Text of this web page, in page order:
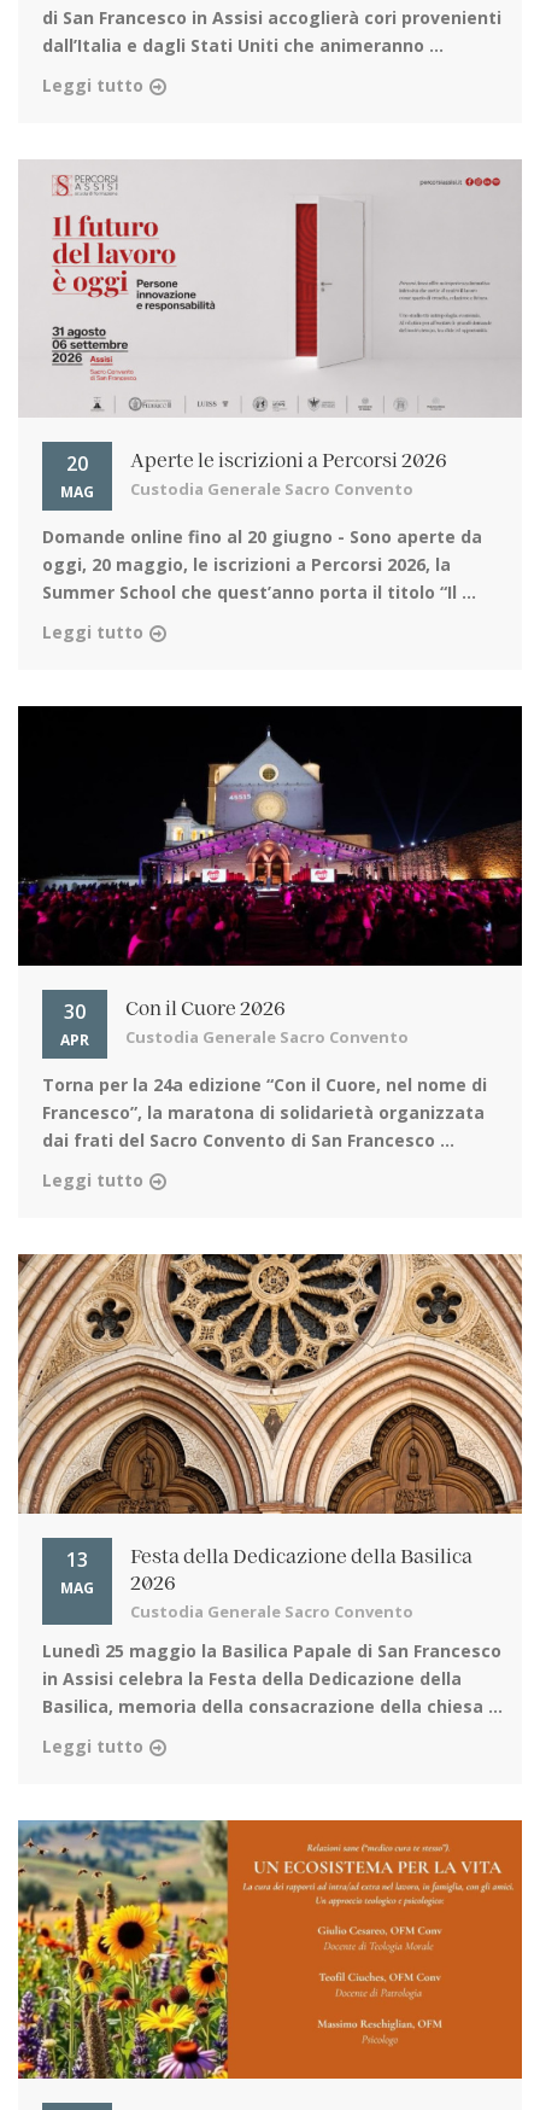
di San Francesco in Assisi accoglierà cori provenienti
dall’Italia e dagli Stati Uniti che animeranno ...
Leggi tutto
20
MAG
Aperte le iscrizioni a Percorsi 2026
Custodia Generale Sacro Convento
Domande online fino al 20 giugno - Sono aperte da
oggi, 20 maggio, le iscrizioni a Percorsi 2026, la
Summer School che quest’anno porta il titolo “Il ...
Leggi tutto
30
APR
Con il Cuore 2026
Custodia Generale Sacro Convento
Torna per la 24a edizione “Con il Cuore, nel nome di
Francesco”, la maratona di solidarietà organizzata
dai frati del Sacro Convento di San Francesco ...
Leggi tutto
13
MAG
Festa della Dedicazione della Basilica
2026
Custodia Generale Sacro Convento
Lunedì 25 maggio la Basilica Papale di San Francesco
in Assisi celebra la Festa della Dedicazione della
Basilica, memoria della consacrazione della chiesa ...
Leggi tutto